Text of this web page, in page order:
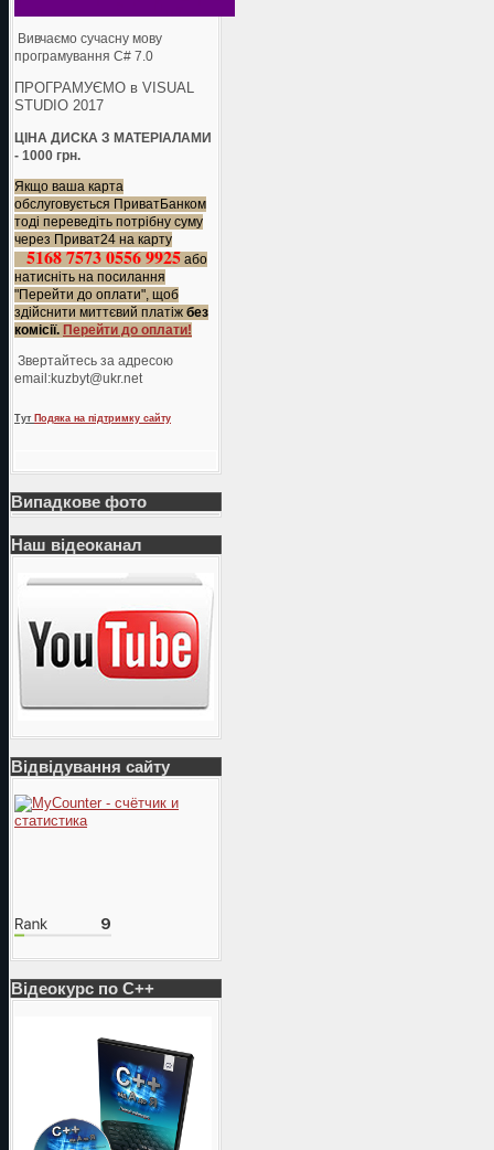
Вивчаємо сучасну мову
програмування C# 7.0
ПРОГРАМУЄМО в VISUAL
STUDIO 2017
ЦІНА ДИСКА З МАТЕРІАЛАМИ
- 1000 грн.
Якщо ваша карта
обслуговується ПриватБанком
тоді переведіть потрібну суму
через Приват24 на карту
5168 7573 0556 9925 або
натисніть на посилання
"Перейти до оплати", щоб
здійснити миттєвий платіж без
комісії. Перейти до оплати!
Звертайтесь за адресою
еmail:kuzbyt@ukr.net
Тут Подяка на підтримку сайту
Випадкове фото
Наш відеоканал
Відвідування сайту
Відеокурс по С++